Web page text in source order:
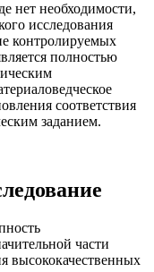
нет необходимости,
исследования
контролируемых
полностью
соответствия
заданием.
части
высококачественных